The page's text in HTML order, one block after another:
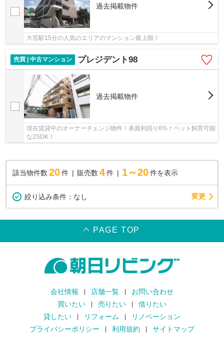
過去掲載物件
大宮駅15分の人気のエリアのマンション最上階！
売買 | 中古マンション プレジデント98
過去掲載物件
現在賃貸中のオーナーチェンジ物件！表面利回り6%！ペット飼育可能
な2SDK！
該当物件数 20件 販売数 4 件 1～20 件を表示
絞り込み条件： なし 変更
PAGE TOP
会社情報 店舗一覧
お問い合わせ
買いたい
売りたい
借りたい
貸したい
リフォーム
リノベーション
プライバシーポリシー
利用規約 サイトマップ